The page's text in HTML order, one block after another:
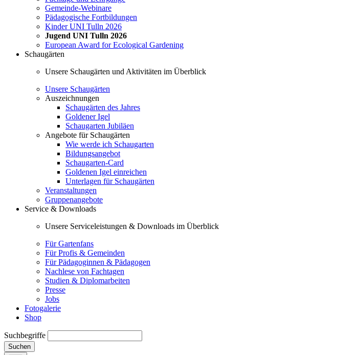
Gemeinde-Webinare
Pädagogische Fortbildungen
Kinder UNI Tulln 2026
Jugend UNI Tulln 2026
European Award for Ecological Gardening
Schaugärten
Unsere Schaugärten und Aktivitäten im Überblick
Unsere Schaugärten
Auszeichnungen
Schaugärten des Jahres
Goldener Igel
Schaugarten Jubiläen
Angebote für Schaugärten
Wie werde ich Schaugarten
Bildungsangebot
Schaugarten-Card
Goldenen Igel einreichen
Unterlagen für Schaugärten
Veranstaltungen
Gruppenangebote
Service & Downloads
Unsere Serviceleistungen & Downloads im Überblick
Für Gartenfans
Für Profis & Gemeinden
Für Pädagoginnen & Pädagogen
Nachlese von Fachtagen
Studien & Diplomarbeiten
Presse
Jobs
Fotogalerie
Shop
Suchbegriffe
Suchen